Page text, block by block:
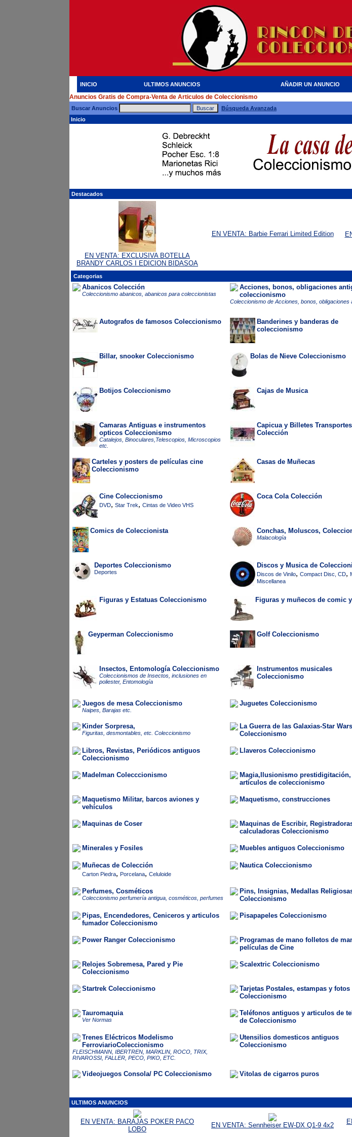
INICIO ULTIMOS ANUNCIOS AÑADIR UN ANUNCIO
Anuncios Gratis de Compra-Venta de Articulos de Coleccionismo
Buscar Anuncios Búsqueda Avanzada
Inicio
Destacados
EN VENTA: EXCLUSIVA BOTELLA
BRANDY CARLOS I EDICION BIDASOA
EN VENTA: Barbie Ferrari Limited Edition
Categorias
Abanicos Colección
Coleccionismo abanicos, abanicos para coleccionistas
Acciones, bonos, obligaciones
coleccionismo
Coleccionismo de Acciones, bonos, obligaciones
Autografos de famosos Coleccionismo
Banderines y banderas de
coleccionismo
Billar, snooker Coleccionismo Bolas de Nieve Coleccionismo
Botijos Coleccionismo Cajas de Musica
Camaras Antiguas e instrumentos
opticos Coleccionismo
Catalejos, Binoculares,Telescopios, Microscopios
etc.
Capicua y Billetes
Colección
Carteles y posters de películas cine
Coleccionismo
Casas de Muñecas
Cine Coleccionismo
DVD, Star Trek, Cintas de Video VHS
Coca Cola Colección
Comics de Coleccionista Conchas, Moluscos,
Malacología
Deportes Coleccionismo
Deportes
Discos y Musica de
Discos de Vinilo, Compact Disc, CD,
Miscellanea
Figuras y Estatuas Coleccionismo Figuras y muñecos de comic
Geyperman Coleccionismo Golf Coleccionismo
Insectos, Entomología Coleccionismo
Coleccionismos de Insectos, inclusiones en
poliester, Entomología
Instrumentos musicales
Coleccionismo
Juegos de mesa Coleccionismo
Naipes, Barajas etc.
Juguetes Coleccionismo
Kinder Sorpresa,
Figuritas, desmontables, etc. Coleccionismo
La Guerra de las Galaxias-Star Wars
Coleccionismo
Libros, Revistas, Periódicos antiguos
Coleccionismo
Llaveros Coleccionismo
Madelman Colecccionismo
Magia,Ilusionismo prestidigitación,
artículos de coleccionismo
Maquetismo Militar, barcos aviones y
vehículos
Maquetismo, construcciones
Maquinas de Coser
Maquinas de Escribir,
calculadoras Coleccionismo
Minerales y Fosiles Muebles antiguos Coleccionismo
Muñecas de Colección
Carton Piedra, Porcelana, Celuloide
Nautica Coleccionismo
Perfumes, Cosméticos
Coleccionismo perfumería antigua, cosméticos, perfumes
Pins, Insignias, Medallas
Coleccionismo
Pipas, Encendedores, Ceniceros y articulos
fumador Coleccionismo
Pisapapeles Coleccionismo
Power Ranger Coleccionismo
Programas de mano folletos de
películas de Cine
Relojes Sobremesa, Pared y Pie
Coleccionismo
Scalextric Coleccionismo
Startrek Coleccionismo
Tarjetas Postales, estampas y
Coleccionismo
Tauromaquia
Ver Normas
Teléfonos antiguos y articulos de
de Coleccionismo
Trenes Eléctricos Modelismo
FerroviarioColeccionismo
FLEISCHMANN, IBERTREN, MARKLIN, ROCO, TRIX,
RIVAROSSI, FALLER, PECO, PIKO, ETC.
Utensilios domesticos antiguos
Coleccionismo
Videojuegos Consola/ PC Coleccionismo Vitolas de cigarros puros
ULTIMOS ANUNCIOS
EN VENTA: BARAJAS POKER PACO
LOBO
EN VENTA: Sennheiser EW-DX Q1-9 4x2